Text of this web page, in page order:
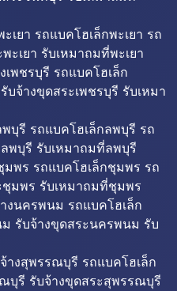
เยา รถแบคโฮเล็กพะเยา รถ
ะเยา รับเหมาถมที่พะเยา
เพชรบุรี รถแบคโฮเล็ก
บจ้างขุดสระเพชรบุรี รับเหมา
บุรี รถแบคโฮเล็กลพบุรี รถ
พบุรี รับเหมาถมที่ลพบุรี
พร รถแบคโฮเล็กชุมพร รถ
มพร รับเหมาถมที่ชุมพร
งนครพนม รถแบคโฮเล็ก
รับจ้างขุดสระนครพนม รับ
งสุพรรณบุรี รถแบคโฮเล็ก
บุรี รับจ้างขุดสระสุพรรณบุรี